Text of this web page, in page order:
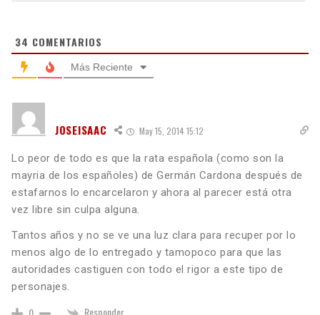
34 COMENTARIOS
Más Reciente
JOSEISAAC May 15, 2014 15:12
Lo peor de todo es que la rata española (como son la
mayria de los españoles) de Germán Cardona después de
estafarnos lo encarcelaron y ahora al parecer está otra
vez libre sin culpa alguna.
Tantos años y no se ve una luz clara para recuper por lo
menos algo de lo entregado y tamopoco para que las
autoridades castiguen con todo el rigor a este tipo de
personajes.
Responder